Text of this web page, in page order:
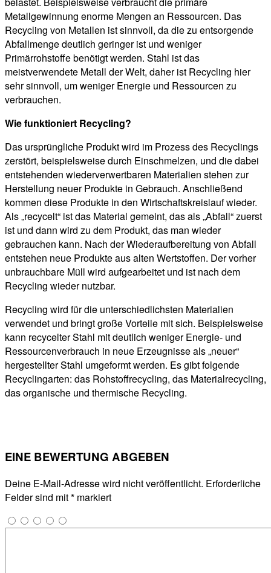
Metallgewinnung enorme Mengen an Ressourcen. Das
Recycling von Metallen ist sinnvoll, da die zu entsorgende
Abfallmenge deutlich geringer ist und weniger
Primärrohstoffe benötigt werden. Stahl ist das
meistverwendete Metall der Welt, daher ist Recycling hier
sehr sinnvoll, um weniger Energie und Ressourcen zu
verbrauchen.
Wie funktioniert Recycling?
Das ursprüngliche Produkt wird im Prozess des Recyclings
zerstört, beispielsweise durch Einschmelzen, und die dabei
entstehenden wiederverwertbaren Materialien stehen zur
Herstellung neuer Produkte in Gebrauch. Anschließend
kommen diese Produkte in den Wirtschaftskreislauf wieder.
Als „recycelt“ ist das Material gemeint, das als „Abfall“ zuerst
ist und dann wird zu dem Produkt, das man wieder
gebrauchen kann. Nach der Wiederaufbereitung von Abfall
entstehen neue Produkte aus alten Wertstoffen. Der vorher
unbrauchbare Müll wird aufgearbeitet und ist nach dem
Recycling wieder nutzbar.
Recycling wird für die unterschiedlichsten Materialien
verwendet und bringt große Vorteile mit sich. Beispielsweise
kann recycelter Stahl mit deutlich weniger Energie- und
Ressourcenverbrauch in neue Erzeugnisse als „neuer“
hergestellter Stahl umgeformt werden. Es gibt folgende
Recyclingarten: das Rohstoffrecycling, das Materialrecycling,
das organische und thermische Recycling.
EINE BEWERTUNG ABGEBEN
Deine E-Mail-Adresse wird nicht veröffentlicht. Erforderliche
Felder sind mit* markiert